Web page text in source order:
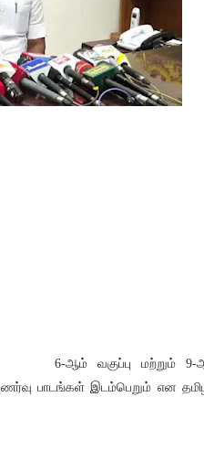
6-ஆம் வகுப்பு மற்றும்
பாடங்கள் இடம்பெறும் என